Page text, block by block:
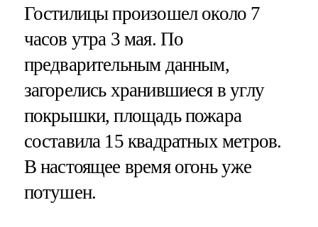
Гостилицы произошел около 7
часов утра 3 мая. По
предварительным данным,
загорелись хранившиеся в углу
покрышки, площадь пожара
составила 15 квадратных метров.
В настоящее время огонь уже
потушен.